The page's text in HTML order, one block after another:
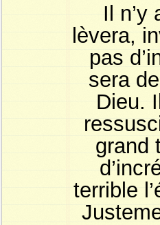
Il n’y
lèvera,
pas
sera
Dieu.
grand
terrible